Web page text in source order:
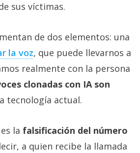
sus víctimas.
de dos elementos: una
la voz‎, que puede llevarnos a
realmente con la persona
clonadas con IA son
tecnología actual.
la falsificación del número
a quien recibe la llamada